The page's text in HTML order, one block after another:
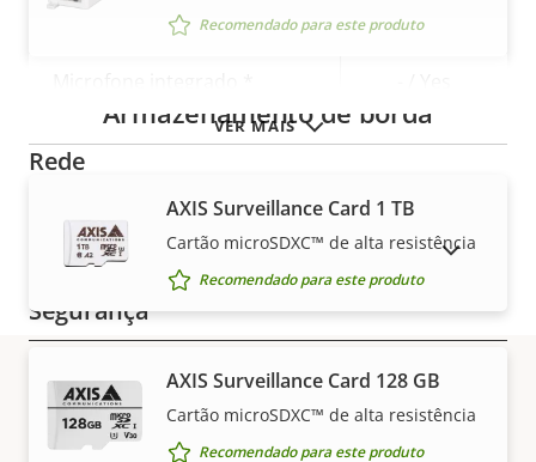
Valor da
Suporte a áudio Yes
Rede
Descrição
da
Valor da
propriedade
Classe de PoE 3
Segurança
Descrição
da
propriedade
Valor da
propriedade
OS assinado Sim
Inicialização segura
VER MAIS
Recomendado para este produto
Armazenamento de borda
AXIS Surveillance Card 1 TB
Cartão microSDXC™ de alta resistência
Recomendado para este produto
AXIS Surveillance Card 128 GB
Cartão microSDXC™ de alta resistência
Recomendado para este produto
MOSTRAR PRODUTOS DESCONTINUADOS
Garantia